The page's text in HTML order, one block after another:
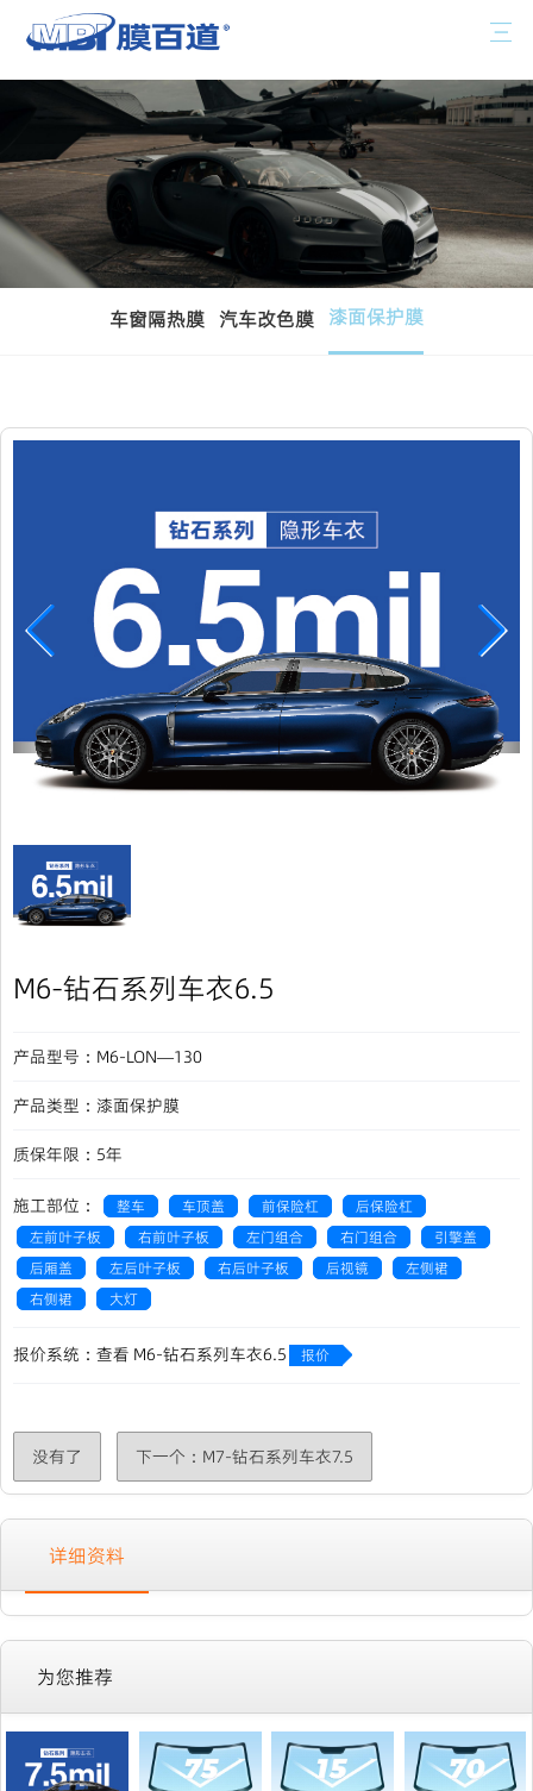
车窗隔热膜 汽车改色膜 漆面保护膜
M6-钻石系列车衣6.5
产品型号：M6-LON—130
产品类型：漆面保护膜
质保年限：5年
施工部位： 整车 车顶盖 前保险杠
后保险杠
左前叶子板
右前叶子板 左门组合 右门组合
引擎盖
后厢盖
左后叶子板 右后叶子板 后视镜
左侧裙
右侧裙
大灯
报价系统：查看 M6-钻石系列车衣6.5 报价
没有了 下一个：M7-钻石系列车衣7.5
详细资料
为您推荐